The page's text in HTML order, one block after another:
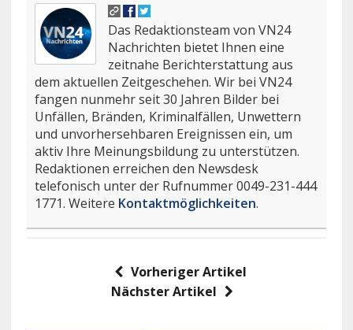
Das Redaktionsteam von VN24
Nachrichten bietet Ihnen eine
zeitnahe Berichterstattung aus
dem aktuellen Zeitgeschehen. Wir bei VN24
fangen nunmehr seit 30 Jahren Bilder bei
Unfällen, Bränden, Kriminalfällen, Unwettern
und unvorhersehbaren Ereignissen ein, um
aktiv Ihre Meinungsbildung zu unterstützen.
Redaktionen erreichen den Newsdesk
telefonisch unter der Rufnummer 0049-231-444
1771. Weitere Kontaktmöglichkeiten.
Vorheriger Artikel
Nächster Artikel